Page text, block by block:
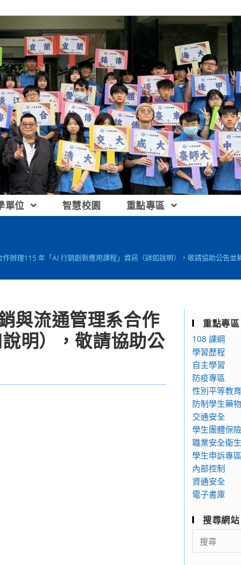
單位 智慧校園 重點專區
辦理115 年「AI 行銷創新應用課程」資訊（詳如說明），敬請協助公告並
與流通管理系合作
明），敬請協助公
重點專區
108 課綱
學習歷程
自主學習
防疫專區
性別平等教
防制學生藥
交通安全
學生團體保險
職業安全衛生
學生申訴專區
內部控制
資通安全
電子書庫
搜尋網站
Search
for: